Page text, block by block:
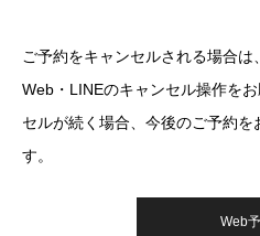
ご予約をキャンセルされる場合
Web・LINEのキャンセル操作を
セルが続く場合、今後のご予約を
す。
Web